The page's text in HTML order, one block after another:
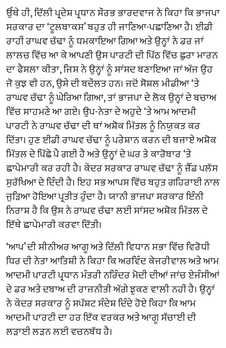
ਉੱਥੇ ਹੀ, ਦਿੱਲੀ ਪ੍ਰਦੇਸ਼ ਪ੍ਰਧਾਨ ਸੌਰਭ ਭਾਰਦਵਾਜ ਨੇ ਕਿਹਾ ਕਿ ਭਾਜਪਾ
ਸਰਕਾਰ ਦਾ ‘ਟੂਲਬਾਕਸ’ ਬਹੁਤ ਹੀ ਜਾਣਿਆ-ਪਛਾਣਿਆ ਹੈ। ਈਡੀ
ਰਾਹੀਂ ਰਾਘਵ ਚੱਢਾ ਨੂੰ ਧਮਕਾਇਆ ਗਿਆ ਅਤੇ ਉਨ੍ਹਾਂ ਨੇ ਡਰ ਜਾਂ
ਲਾਲਚ ਵਿੱਚ ਆ ਕੇ ਆਪਣੀ ਉਸ ਪਾਰਟੀ ਦੀ ਪਿੱਠ ਵਿੱਚ ਛੁਰਾ ਮਾਰਨ
ਦਾ ਫੈਸਲਾ ਕੀਤਾ, ਜਿਸ ਨੇ ਉਨ੍ਹਾਂ ਨੂੰ ਸਾਂਸਦ ਬਣਾਇਆ ਜਾਂ ਅੱਜ ਉਹ
ਜੋ ਕੁਝ ਵੀ ਹਨ, ਉਸੇ ਦੀ ਬਦੌਲਤ ਹਨ। ਜਦੋਂ ਸੋਸ਼ਲ ਮੀਡੀਆ ‘ਤੇ
ਰਾਘਵ ਚੱਢਾ ਨੂੰ ਘੇਰਿਆ ਗਿਆ, ਤਾਂ ਭਾਜਪਾ ਦੇ ਲੋਕ ਉਨ੍ਹਾਂ ਦੇ ਬਚਾਅ
ਵਿੱਚ ਸਾਹਮਣੇ ਆ ਗਏ। ਉਪ-ਨੇਤਾ ਦੇ ਅਹੁਦੇ ‘ਤੇ ਆਮ ਆਦਮੀ
ਪਾਰਟੀ ਨੇ ਰਾਘਵ ਚੱਢਾ ਦੀ ਥਾਂ ਅਸ਼ੋਕ ਮਿੱਤਲ ਨੂੰ ਨਿਯੁਕਤ ਕਰ
ਦਿੱਤਾ। ਹੁਣ ਈਡੀ ਰਾਘਵ ਚੱਢਾ ਨੂੰ ਪਰੇਸ਼ਾਨ ਕਰਨ ਦੀ ਬਜਾਏ ਅਸ਼ੋਕ
ਮਿੱਤਲ ਦੇ ਪਿੱਛੇ ਪੈ ਗਈ ਹੈ ਅਤੇ ਉਨ੍ਹਾਂ ਦੇ ਘਰ ਤੇ ਕਾਰੋਬਾਰ ‘ਤੇ
ਛਾਪੇਮਾਰੀ ਕਰ ਰਹੀ ਹੈ। ਕੇਂਦਰ ਸਰਕਾਰ ਰਾਘਵ ਚੱਢਾ ਨੂੰ ਜ਼ੈੱਡ ਪਲੱਸ
ਸੁਰੱਖਿਆ ਦੇ ਦਿੰਦੀ ਹੈ। ਇਹ ਸਭ ਆਪਸ ਵਿੱਚ ਬਹੁਤ ਗਹਿਰਾਈ ਨਾਲ
ਜੁੜਿਆ ਹੋਇਆ ਪ੍ਰਤੀਤ ਹੁੰਦਾ ਹੈ। ਯਾਨੀ ਭਾਜਪਾ ਸਰਕਾਰ ਇੰਨੀ
ਨਿਰਾਸ਼ ਹੈ ਕਿ ਉਸ ਨੇ ਰਾਘਵ ਚੱਢਾ ਲਈ ਸਾਂਸਦ ਅਸ਼ੋਕ ਮਿੱਤਲ ਦੇ
ਇੱਥੇ ਛਾਪੇਮਾਰੀ ਕਰਵਾ ਦਿੱਤੀ।
‘ਆਪ’ ਦੀ ਸੀਨੀਅਰ ਆਗੂ ਅਤੇ ਦਿੱਲੀ ਵਿਧਾਨ ਸਭਾ ਵਿੱਚ ਵਿਰੋਧੀ
ਧਿਰ ਦੀ ਨੇਤਾ ਆਤਿਸ਼ੀ ਨੇ ਕਿਹਾ ਕਿ ਅਰਵਿੰਦ ਕੇਜਰੀਵਾਲ ਅਤੇ ਆਮ
ਆਦਮੀ ਪਾਰਟੀ ਪ੍ਰਧਾਨ ਮੰਤਰੀ ਨਰਿੰਦਰ ਮੋਦੀ ਦੀਆਂ ਜਾਂਚ ਏਜੰਸੀਆਂ
ਦੇ ਡਰ ਅਤੇ ਦਬਾਅ ਦੀ ਰਾਜਨੀਤੀ ਅੱਗੇ ਝੁਕਣ ਵਾਲੀ ਨਹੀਂ ਹੈ। ਉਨ੍ਹਾਂ
ਨੇ ਕੇਂਦਰ ਸਰਕਾਰ ਨੂੰ ਸਪੱਸ਼ਟ ਸੰਦੇਸ਼ ਦਿੰਦੇ ਹੋਏ ਕਿਹਾ ਕਿ ਆਮ
ਆਦਮੀ ਪਾਰਟੀ ਦਾ ਹਰ ਇੱਕ ਵਰਕਰ ਅਤੇ ਆਗੂ ਸੱਚਾਈ ਦੀ
ਲੜਾਈ ਲੜਨ ਲਈ ਵਚਨਬੱਧ ਹੈ।